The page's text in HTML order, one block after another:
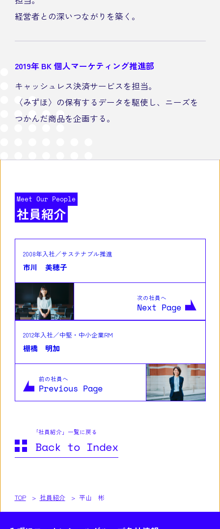
経営者との深いつながりを築く。
2019年 BK 個人マーケティング推進部
キャッシュレス決済サービスを担当。
〈みずほ〉の保有するデータを駆使し、ニーズを
つかんだ商品を企画する。
Meet Our People
社員紹介
2012年入社／中堅・中小企業RM
棚橋 明加
前の社員へ
Previous Page
2008年入社／サステナブル推進
市川 美穂子
次の社員へ
Next Page
｢社員紹介」一覧に戻る
Back to Index
TOP 社員紹介 平山 彬